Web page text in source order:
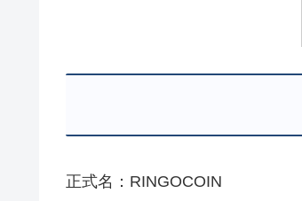
正式名：RINGOCOIN